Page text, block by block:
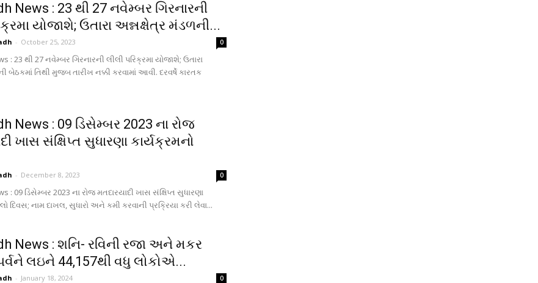
News : 23 થી 27 નવેમ્બર ગિરનારની
યોજાશે; ઉતારા અન્નક્ષેત્ર મંડળની...
- October 25, 2023 0
: 23 થી 27 નવેમ્બર ગિરનારની લીલી પરિક્રમા યોજાશે; ઉતારા
બેઠકમાં તિથી મુજબ તારીખ નક્કી કરવામાં આવી. દરવર્ષે કારતક
News : 09 ડિસેમ્બર 2023 ના રોજ
ખાસ સંક્ષિપ્ત સુધારણા કાર્યક્રમનો
- December 8, 2023 0
: 09 ડિસેમ્બર 2023 ના રોજ મતદારયાદી ખાસ સંક્ષિપ્ત સુધારણા
દિવસ; નામ દાખલ, સુધારો અને કમી કરવાની પ્રક્રિયા કરી લેવા...
News : શનિ- રવિની રજા અને મકર
લઇને 44,157થી વધુ લોકોએ...
- January 18, 2024 0